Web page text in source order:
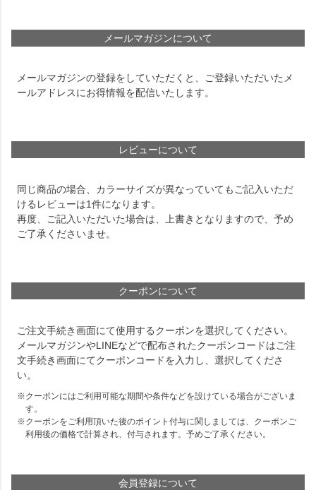
メールマガジンについて
メールマガジンの登録をしていただくと、ご登録いただいたメ
ールアドレスにお得情報を配信いたします。
レビューについて
同じ商品の場合、カラーサイズが異なっていてもご記入いただ
けるレビューは1件になります。
再度、ご記入いただいた場合は、上書きとなりますので、予め
ご了承くださいませ。
クーポンについて
ご注文手続き画面にて使用するクーポンを選択してください。
メールマガジンやLINEなどで配布されたクーポンコードはご注
文手続き画面にてクーポンコードを入力し、選択してくださ
い。
クーポンにはご利用可能な期間や条件などを設けている場合がございま
す。
クーポンをご利用頂いた後のポイント付与に関しましては、クーポンご
利用後の価格で計算され、付与されます。予めご了承ください。
会員登録について